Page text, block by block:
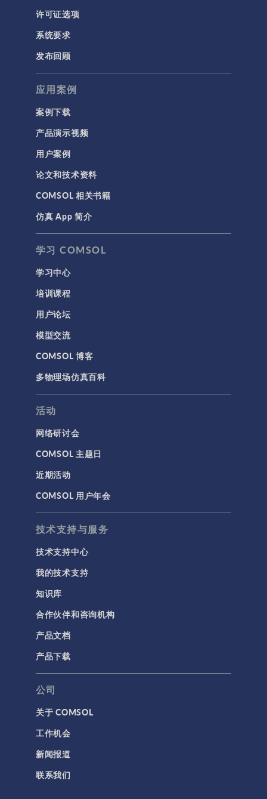
许可证选项
系统要求
发布回顾
应用案例
案例下载
产品演示视频
用户案例
论文和技术资料
COMSOL 相关书籍
仿真 App 简介
学习 COMSOL
学习中心
培训课程
用户论坛
模型交流
COMSOL 博客
多物理场仿真百科
活动
网络研讨会
COMSOL 主题日
近期活动
COMSOL 用户年会
技术支持与服务
技术支持中心
我的技术支持
知识库
合作伙伴和咨询机构
产品文档
产品下载
公司
关于 COMSOL
工作机会
新闻报道
联系我们